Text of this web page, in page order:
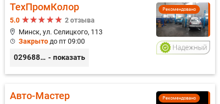
Рекомендовано
ТехПромКолор
5.0
2 отзыва
Минск, ул. Селицкого, 113
Закрыто до пт 09:00
0296889898 - показать
Рекомендовано
Авто-Мастер